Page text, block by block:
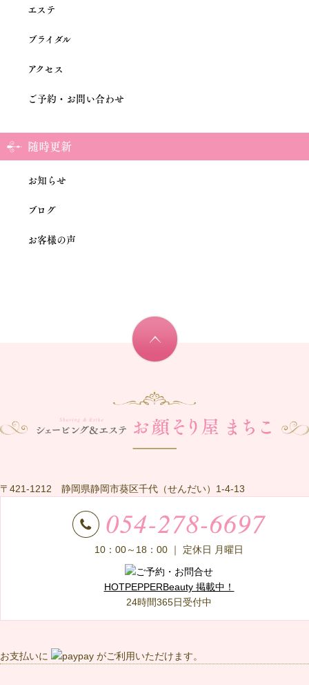
エステ
ブライダル
アクセス
ご予約・お問い合わせ
随時更新
お知らせ
ブログ
お客様の声
〒421-1212 静岡県静岡市葵区千代（せんだい）1-4-13
10：00～18：00 ｜ 定休日 月曜日
HOTPEPPERBeauty 掲載中！
24時間365日受付中
お支払いに がご利用いただけます。